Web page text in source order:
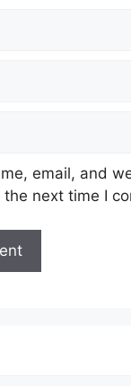
email, and
next time I